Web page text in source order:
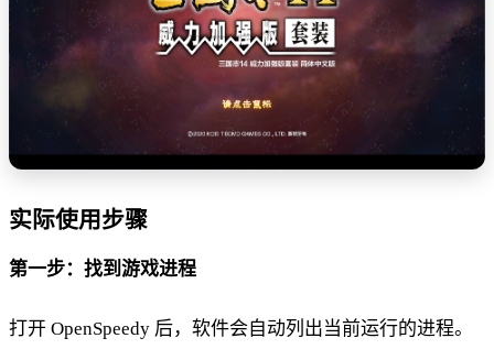
实际使用步骤
第一步：找到游戏进程
打开 OpenSpeedy 后，软件会自动列出当前运行的进程。